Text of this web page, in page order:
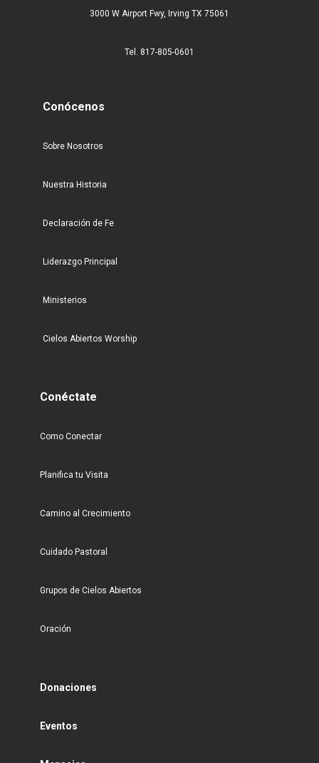
3000 W Airport Fwy, Irving TX 75061
Tel. 817-805-0601
Conócenos
Sobre Nosotros
Nuestra Historia
Declaración de Fe
Liderazgo Principal
Ministerios
Cielos Abiertos Worship
Conéctate
Como Conectar
Planifica tu Visita
Camino al Crecimiento
Cuidado Pastoral
Grupos de Cielos Abiertos
Oración
Donaciones
Eventos